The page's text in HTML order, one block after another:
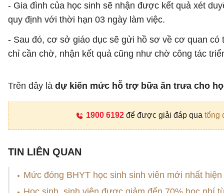
- Gia đình của học sinh sẽ nhận được kết quả xét
quy định với thời hạn 03 ngày làm việc.
- Sau đó, cơ sở giáo dục sẽ gửi hồ sơ về cơ quan có
chỉ cần chờ, nhận kết quả cũng như chờ công tác
Trên đây là dự kiến mức hỗ trợ bữa ăn trưa cho
1900 6192để được giải đáp qua tổng
TIN LIÊN QUAN
Mức đóng BHYT học sinh sinh viên mới nhất hiện